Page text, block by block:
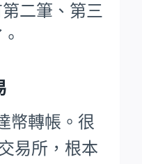
二筆、第三
。
幣轉帳。很
易所，根本